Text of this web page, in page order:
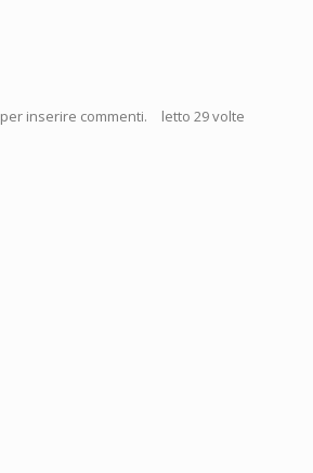
per inserire commenti. letto 29 volte